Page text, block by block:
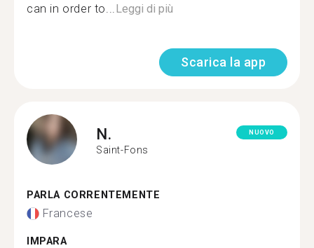
can in order to... Leggi di più
Scarica la app
N.
Saint-Fons
NUOVO
PARLA CORRENTEMENTE
Francese
IMPARA